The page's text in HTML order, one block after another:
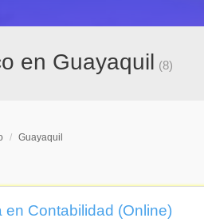
en Guayaquil (8)
/ Guayaquil
en Contabilidad (Online)